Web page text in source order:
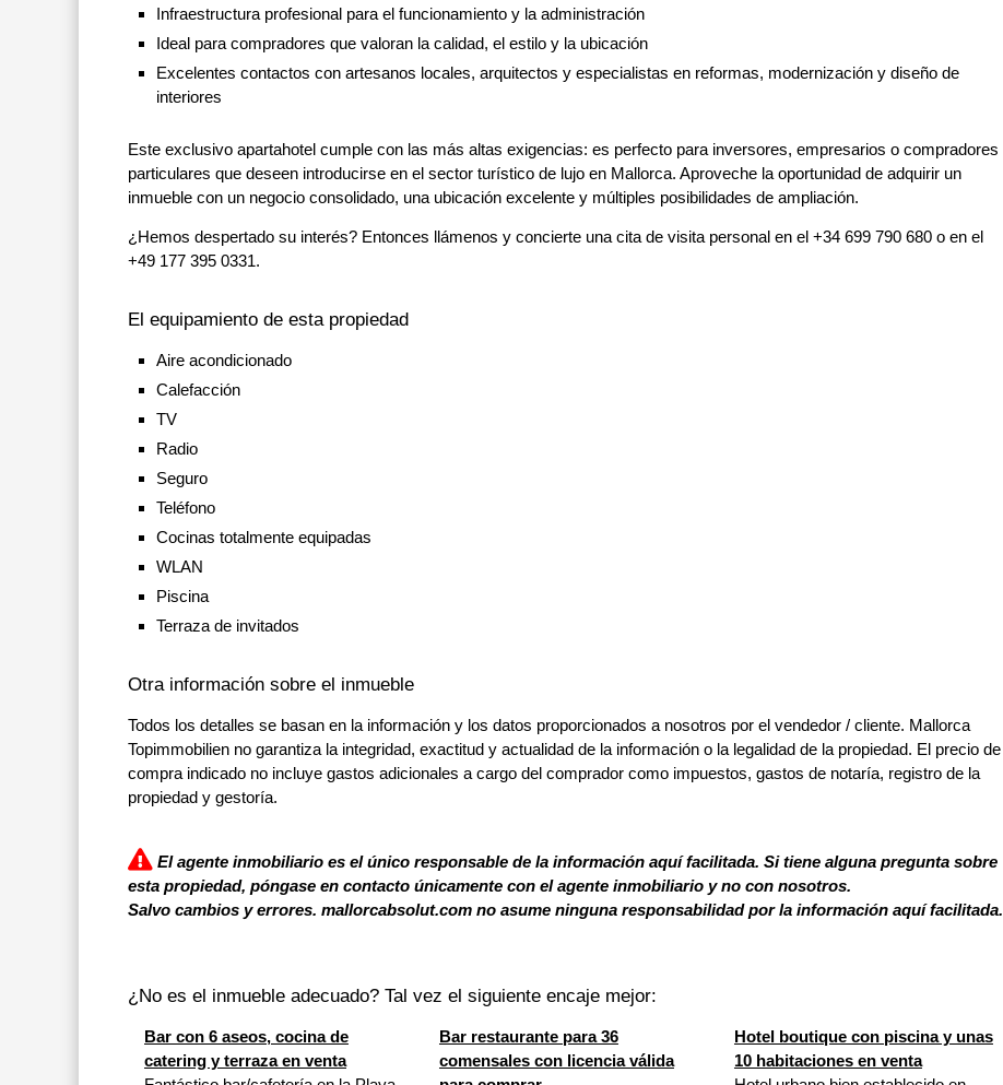
Infraestructura profesional para el funcionamiento y la administración
Ideal para compradores que valoran la calidad, el estilo y la ubicación
Excelentes contactos con artesanos locales, arquitectos y especialistas en reformas, modernización y diseño de
interiores
Este exclusivo apartahotel cumple con las más altas exigencias: es perfecto para inversores, empresarios o compradores
particulares que deseen introducirse en el sector turístico de lujo en Mallorca. Aproveche la oportunidad de adquirir un
inmueble con un negocio consolidado, una ubicación excelente y múltiples posibilidades de ampliación.
¿Hemos despertado su interés? Entonces llámenos y concierte una cita de visita personal en el +34 699 790 680 o en el
+49 177 395 0331.
El equipamiento de esta propiedad
Aire acondicionado
Calefacción
TV
Radio
Seguro
Teléfono
Cocinas totalmente equipadas
WLAN
Piscina
Terraza de invitados
Otra información sobre el inmueble
Todos los detalles se basan en la información y los datos proporcionados a nosotros por el vendedor / cliente. Mallorca
Topimmobilien no garantiza la integridad, exactitud y actualidad de la información o la legalidad de la propiedad. El precio de
compra indicado no incluye gastos adicionales a cargo del comprador como impuestos, gastos de notaría, registro de la
propiedad y gestoría.
El agente inmobiliario es el único responsable de la información aquí facilitada. Si tiene alguna pregunta sobre
esta propiedad, póngase en contacto únicamente con el agente inmobiliario y no con nosotros.
Salvo cambios y errores. mallorcabsolut.com no asume ninguna responsabilidad por la información aquí facilitada.
¿No es el inmueble adecuado? Tal vez el siguiente encaje mejor:
Bar con 6 aseos, cocina de
catering y terraza en venta
Bar restaurante para 36
comensales con licencia válida
Hotel boutique con piscina y unas
10 habitaciones en venta